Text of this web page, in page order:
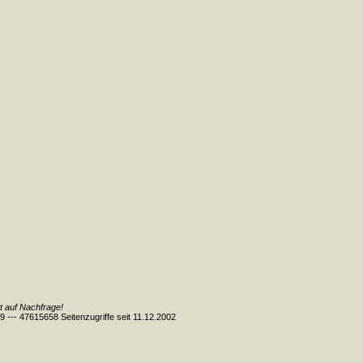
auf Nachfrage!
--- 47615658 Seitenzugriffe seit 11.12.2002